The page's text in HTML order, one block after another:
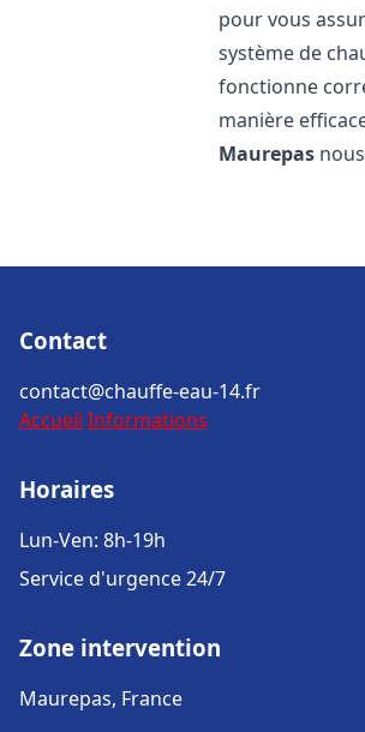
pour vous
système de
fonctionne
manière
Maurepas
Contact
contact@chauffe-eau-14.fr
Accueil Informations
Horaires
Lun-Ven: 8h-19h
Service d'urgence 24/7
Zone intervention
Maurepas, France